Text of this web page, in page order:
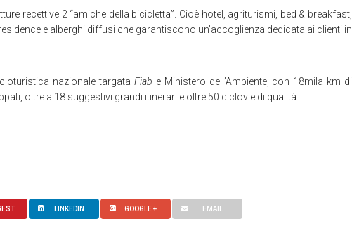
recettive 2 “amiche della bicicletta”. Cioè hotel, agriturismi, bed & breakfast,
e alberghi diffusi che garantiscono un’accoglienza dedicata ai clienti in
nazionale targata Fiab e Ministero dell’Ambiente, con 18mila km di
oltre a 18 suggestivi grandi itinerari e oltre 50 ciclovie di qualità.
LINKEDIN GOOGLE + EMAIL